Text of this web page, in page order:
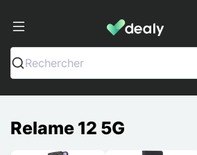
Dealy -
Rechercher
Relame 12 5G